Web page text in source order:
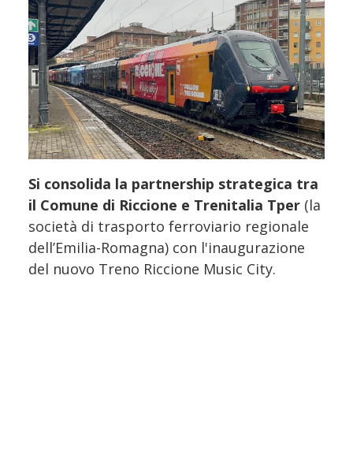
Si consolida la partnership strategica tra
il Comune di Riccione e Trenitalia Tper (la
società di trasporto ferroviario regionale
dell’Emilia-Romagna) con l'inaugurazione
del nuovo Treno Riccione Music City.